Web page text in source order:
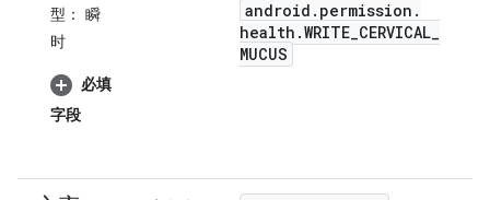
型： 瞬
时
必填
字段
android . permission .
health .WRITE_CERVICAL_
MUCUS